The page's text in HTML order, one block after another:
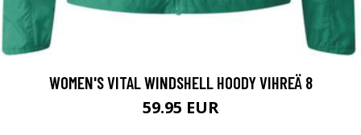
WOMEN'S VITAL WINDSHELL HOODY VIHREÄ 8
59.95 EUR